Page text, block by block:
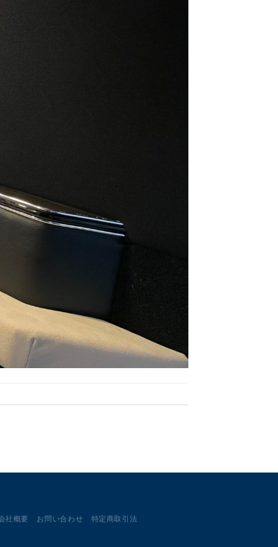
社概要 お問い合わせ 特定商取引法